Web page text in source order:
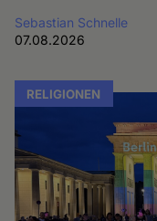
Sebastian Schnelle
07.08.2026
RELIGIONEN